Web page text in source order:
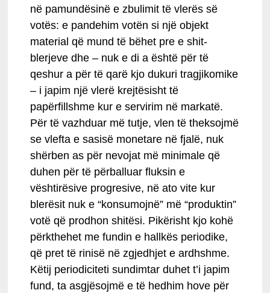
në pamundësinë e zbulimit të vlerës së
votës: e pandehim votën si një objekt
material që mund të bëhet pre e shit-
blerjeve dhe – nuk e di a është për të
qeshur a për të qarë kjo dukuri tragjikomike
– i japim një vlerë krejtësisht të
papërfillshme kur e servirim në markatë.
Për të vazhduar më tutje, vlen të theksojmë
se vlefta e sasisë monetare në fjalë, nuk
shërben as për nevojat më minimale që
duhen për të përballuar fluksin e
vështirësive progresive, në ato vite kur
blerësit nuk e “konsumojnë” më “produktin”
votë që prodhon shitësi. Pikërisht kjo kohë
përkthehet me fundin e hallkës periodike,
që pret të rinisë në zgjedhjet e ardhshme.
Këtij periodiciteti sundimtar duhet t’i japim
fund, ta asgjësojmë e të hedhim hove për